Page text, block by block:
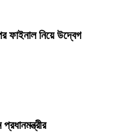
ফাইনাল নিয়ে উদ্বেগ